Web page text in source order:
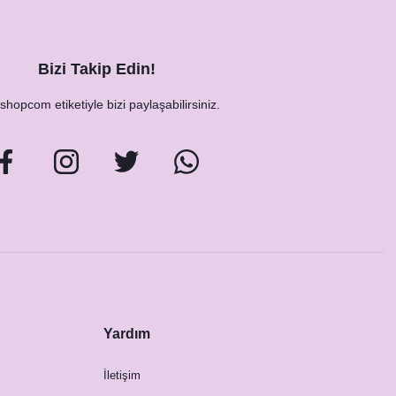
Bizi Takip Edin!
etiketiyle bizi paylaşabilirsiniz.
Yardım
İletişim